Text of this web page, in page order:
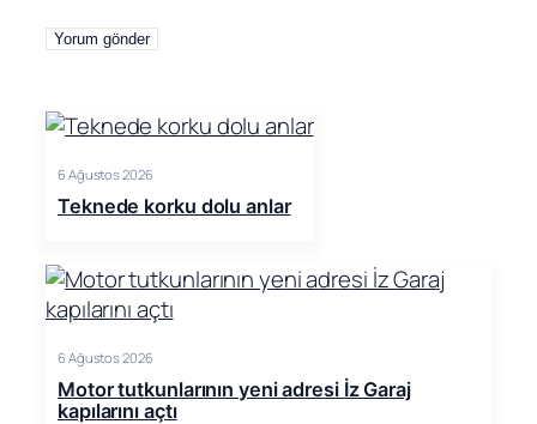
6 Ağustos 2026
Teknede korku dolu anlar
6 Ağustos 2026
Motor tutkunlarının yeni adresi İz Garaj
kapılarını açtı